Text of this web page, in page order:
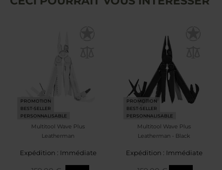
PROMOTION
BEST-SELLER
PERSONNALISABLE
Multitool Wave Plus
Leatherman
Expédition : Immédiate
PROMOTION
BEST-SELLER
PERSONNALISABLE
Multitool Wave Plus
Leatherman - Black
Expédition : Immédiate